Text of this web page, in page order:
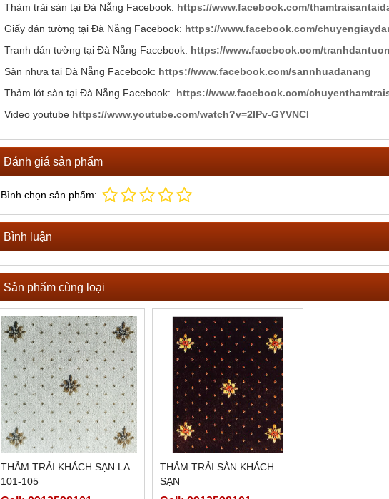
Thảm trải sàn tại Đà Nẵng Facebook: https://www.facebook.com/
Giấy dán tường tại Đà Nẵng Facebook: https://www.facebook.com/
Tranh dán tường tại Đà Nẵng Facebook: https://www.facebook.com/
Sàn nhựa tại Đà Nẵng Facebook: https://www.facebook.com/sannhuadanang
Thảm lót sàn tại Đà Nẵng Facebook:
https://www.facebook.com/
Video youtube https://www.youtube.com/watch?v=2IPv-GYVNCI
Đánh giá sản phẩm
Bình chọn sản phẩm:
Bình luận
Sản phẩm cùng loại
THẢM TRẢI KHÁCH SẠN LA
101-105
THẢM TRẢI SÀN KHÁCH
SẠN